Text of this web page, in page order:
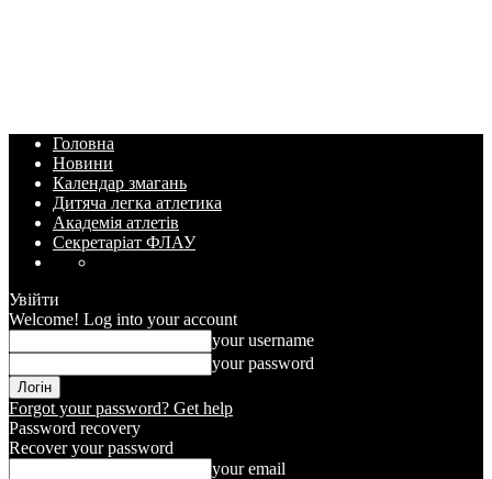
Головна
Новини
Календар змагань
Дитяча легка атлетика
Академія атлетів
Секретаріат ФЛАУ
Увійти
Welcome! Log into your account
your username
your password
Forgot your password? Get help
Password recovery
Recover your password
your email